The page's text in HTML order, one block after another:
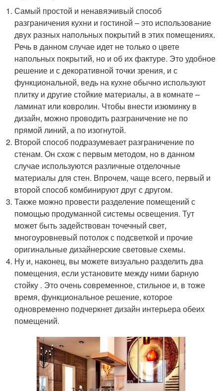
Самый простой и ненавязчивый способ
разграничения кухни и гостиной – это использование
двух разных напольных покрытий в этих помещениях.
Речь в данном случае идет не только о цвете
напольных покрытий, но и об их фактуре. Это удобное
решение и с декоративной точки зрения, и с
функциональной, ведь на кухне обычно используют
плитку и другие стойкие материалы, а в комнате –
ламинат или ковролин. Чтобы внести изюминку в
дизайн, можно проводить разграничение не по
прямой линий, а по изогнутой.
Второй способ подразумевает разграничение по
стенам. Он схож с первым методом, но в данном
случае используются различные отделочные
материалы для стен. Впрочем, чаще всего, первый и
второй способ комбинируют друг с другом.
Также можно провести разделение помещений с
помощью продуманной системы освещения. Тут
может быть задействован точечный свет,
многоуровневый потолок с подсветкой и прочие
оригинальные дизайнерские световые схемы.
Ну и, наконец, вы можете визуально разделить два
помещения, если установите между ними барную
стойку . Это очень современное, стильное и, в тоже
время, функциональное решение, которое
одновременно подчеркнет дизайн интерьера обеих
помещений.